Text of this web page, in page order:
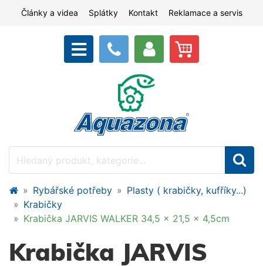
Články a videa Splátky Kontakt Reklamace a servis
Rybářské potřeby
Plasty ( krabičky, kufříky...)
Krabičky
Krabička JARVIS WALKER 34,5 x 21,5 x 4,5cm
Krabička JARVIS